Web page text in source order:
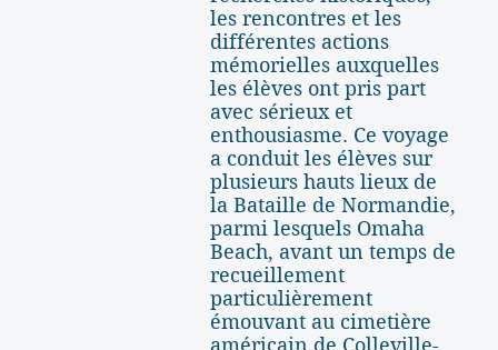
les rencontres et les
différentes actions
mémorielles auxquelles
les élèves ont pris part
avec sérieux et
enthousiasme. Ce voyage
a conduit les élèves sur
plusieurs hauts lieux de
la Bataille de Normandie,
parmi lesquels Omaha
Beach, avant un temps de
recueillement
particulièrement
émouvant au cimetière
américain de Colleville-